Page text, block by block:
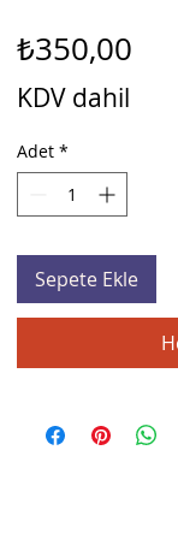
₺350,00
KDV dahil
Adet *
Sepete Ekle